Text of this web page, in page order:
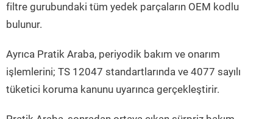
filtre gurubundaki tüm yedek parçaların OEM kodlu
bulunur.
Ayrıca Pratik Araba, periyodik bakım ve onarım
işlemlerini; TS 12047 standartlarında ve 4077 sayılı
tüketici koruma kanunu uyarınca gerçekleştirir.